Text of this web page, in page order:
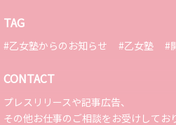
TAG
#乙女塾からのお知らせ #乙女塾 #
CONTACT
プレスリリースや記事広告、
その他お仕事のご相談をお受けしてお